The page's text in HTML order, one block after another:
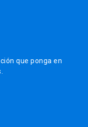
que ponga en